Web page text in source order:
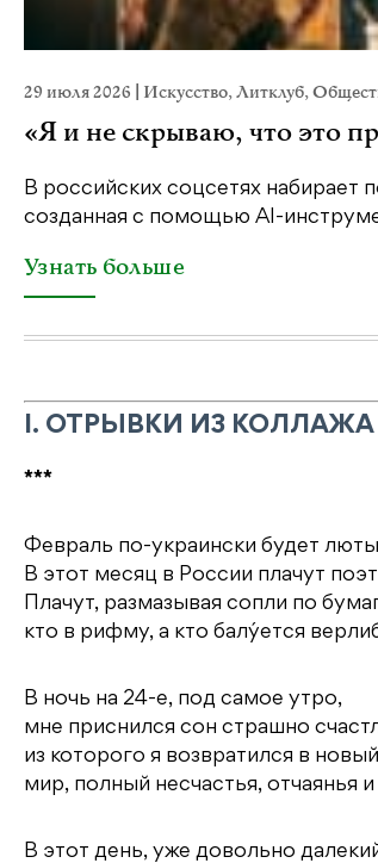
29 июля 2026 Искусство,Литклуб,
«Я и не скрываю, что это
В российских соцсетях набирает
созданная с помощью AI-
Узнать больше
I. ОТРЫВКИ ИЗ
***
Февраль по-украински будет
В этот месяц в России плачут
Плачут, размазывая сопли по
кто в рифму, а кто балýется
В ночь на 24-е, под самое утро,
мне приснился сон страшно
из которого я возвратился в новый
мир, полный несчастья, отчаянья и
В этот день, уже довольно